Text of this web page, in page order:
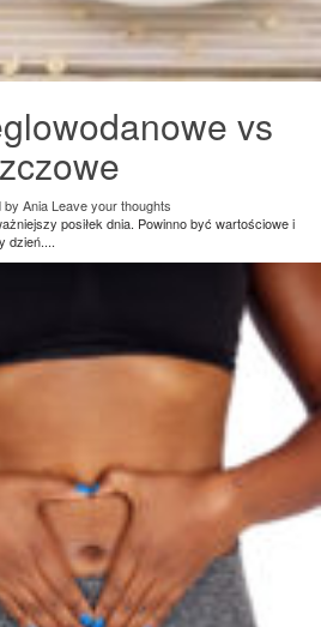
vs
by Ania Leave your thoughts
posiłek dnia. Powinno być wartościowe i
dzień....